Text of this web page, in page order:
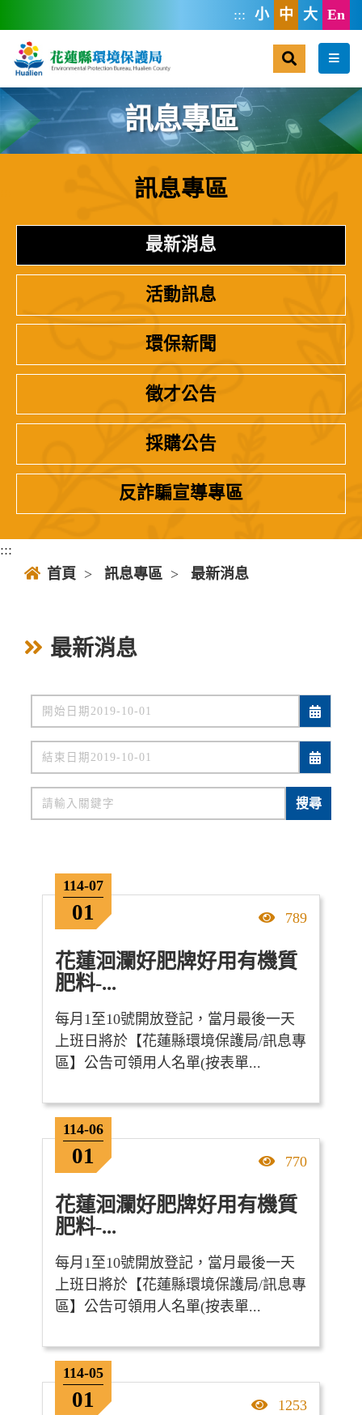
::: 小 中 大 En
選單
訊息專區
訊息專區
最新消息
活動訊息
環保新聞
徵才公告
採購公告
反詐騙宣導專區
:::
首頁 > 訊息專區 > 最新消息
最新消息
關鍵字 搜尋
114-07
01 點擊率
789
花蓮洄瀾好肥牌好用有機質
肥料-...
每月1至10號開放登記，當月最後一天
上班日將於【花蓮縣環境保護局/訊息專
區】公告可領用人名單(按表單...
114-06
01 點擊率
770
花蓮洄瀾好肥牌好用有機質
肥料-...
每月1至10號開放登記，當月最後一天
上班日將於【花蓮縣環境保護局/訊息專
區】公告可領用人名單(按表單...
114-05
01 點擊率
1253